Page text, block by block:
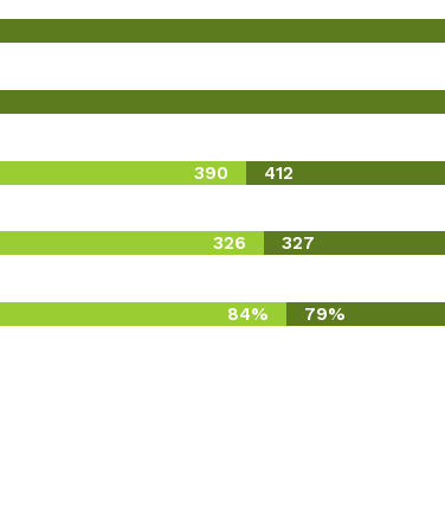
390 412
326 327
84% 79%